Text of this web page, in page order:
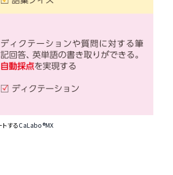
するCaLabo®MX